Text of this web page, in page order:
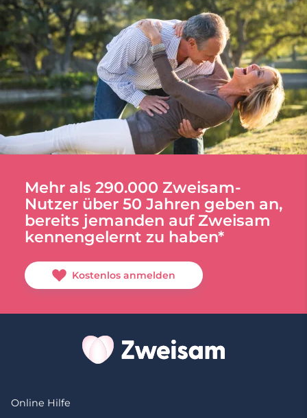
Mehr als 290.000 Zweisam-
Nutzer über 50 Jahren geben an,
bereits jemanden auf Zweisam
kennengelernt zu haben*
Kostenlos anmelden
Online Hilfe